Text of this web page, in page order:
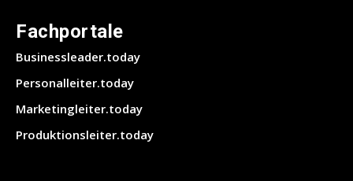
Fachportale
Businessleader.today
Personalleiter.today
Marketingleiter.today
Produktionsleiter.today